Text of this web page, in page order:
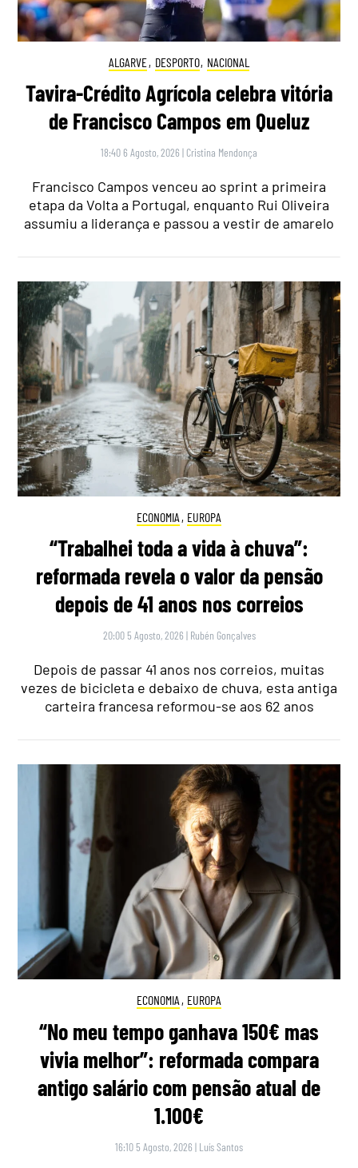
ALGARVE, DESPORTO, NACIONAL
Tavira-Crédito Agrícola celebra vitória
de Francisco Campos em Queluz
18:40 6 Agosto, 2026 | Cristina Mendonça
Francisco Campos venceu ao sprint a primeira
etapa da Volta a Portugal, enquanto Rui Oliveira
assumiu a liderança e passou a vestir de amarelo
ECONOMIA , EUROPA
“Trabalhei toda a vida à chuva”:
reformada revela o valor da pensão
depois de 41 anos nos correios
20:00 5 Agosto, 2026 | Rubén Gonçalves
Depois de passar 41 anos nos correios, muitas
vezes de bicicleta e debaixo de chuva, esta antiga
carteira francesa reformou-se aos 62 anos
ECONOMIA , EUROPA
“No meu tempo ganhava 150€ mas
vivia melhor”: reformada compara
antigo salário com pensão atual de
1.100€
16:10 5 Agosto, 2026 | Luís Santos